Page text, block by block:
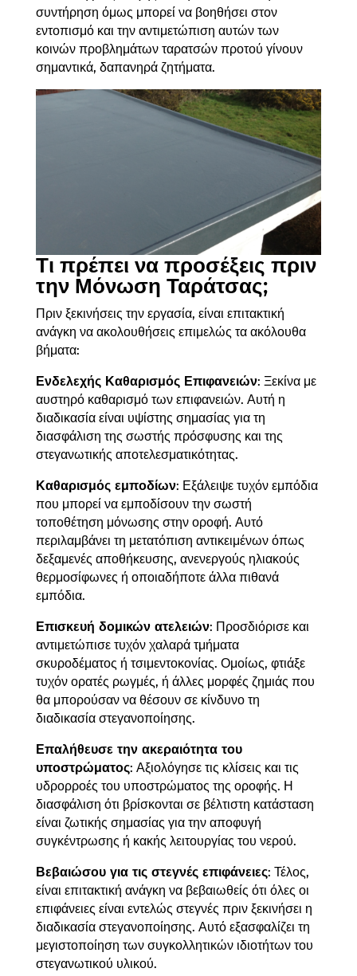
συντήρηση όμως μπορεί να βοηθήσει στον
εντοπισμό και την αντιμετώπιση αυτών των
κοινών προβλημάτων ταρατσών προτού γίνουν
σημαντικά, δαπανηρά ζητήματα.
Τι πρέπει να προσέξεις πριν
την Μόνωση Ταράτσας;
Πριν ξεκινήσεις την εργασία, είναι επιτακτική
ανάγκη να ακολουθήσεις επιμελώς τα ακόλουθα
βήματα:
Ενδελεχής Καθαρισμός Επιφανειών: Ξεκίνα με
αυστηρό καθαρισμό των επιφανειών. Αυτή η
διαδικασία είναι υψίστης σημασίας για τη
διασφάλιση της σωστής πρόσφυσης και της
στεγανωτικής αποτελεσματικότητας.
Καθαρισμός εμποδίων: Εξάλειψε τυχόν εμπόδια
που μπορεί να εμποδίσουν την σωστή
τοποθέτηση μόνωσης στην οροφή. Αυτό
περιλαμβάνει τη μετατόπιση αντικειμένων όπως
δεξαμενές αποθήκευσης, ανενεργούς ηλιακούς
θερμοσίφωνες ή οποιαδήποτε άλλα πιθανά
εμπόδια.
Επισκευή δομικών ατελειών: Προσδιόρισε και
αντιμετώπισε τυχόν χαλαρά τμήματα
σκυροδέματος ή τσιμεντοκονίας. Ομοίως, φτιάξε
τυχόν ορατές ρωγμές, ή άλλες μορφές ζημιάς που
θα μπορούσαν να θέσουν σε κίνδυνο τη
διαδικασία στεγανοποίησης.
Επαλήθευσε την ακεραιότητα του
υποστρώματος: Αξιολόγησε τις κλίσεις και τις
υδρορροές του υποστρώματος της οροφής. Η
διασφάλιση ότι βρίσκονται σε βέλτιστη κατάσταση
είναι ζωτικής σημασίας για την αποφυγή
συγκέντρωσης ή κακής λειτουργίας του νερού.
Βεβαιώσου για τις στεγνές επιφάνειες: Τέλος,
είναι επιτακτική ανάγκη να βεβαιωθείς ότι όλες οι
επιφάνειες είναι εντελώς στεγνές πριν ξεκινήσει η
διαδικασία στεγανοποίησης. Αυτό εξασφαλίζει τη
μεγιστοποίηση των συγκολλητικών ιδιοτήτων του
στεγανωτικού υλικού.